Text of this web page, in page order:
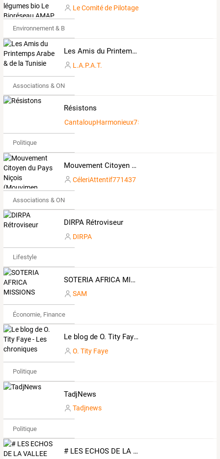
Le Comité de Pilotage
Environnement & Bio
Les Amis du Printemps Arabe & de la Tunisie
L.A.P.A.T.
Associations & ONG
Résistons
CantaloupHarmonieux750518
Politique
Mouvement Citoyen du Pays Niçois (Mouvimen Citadin dou Païs Nissart)
CéleriAttentif771437
Associations & ONG
DIRPA Rétroviseur
DIRPA
Lifestyle
SOTERIA AFRICA MISSIONS
SAM
Économie, Finance & Droit
Le blog de O. Tity Faye - Les chroniques
O. Tity Faye
Politique
TadjNews
Tadjnews
Politique
# LES ECHOS DE LA VALLEE